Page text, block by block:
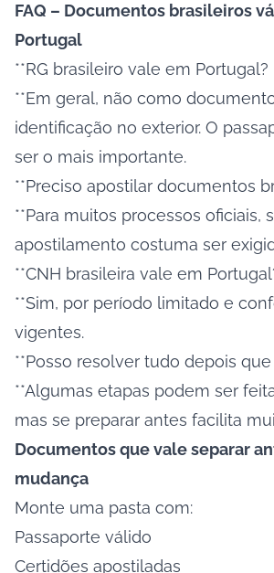
FAQ – Documentos brasileiros
Portugal
**RG brasileiro vale em Portugal?
**Em geral, não como
identificação no exterior. O
ser o mais importante.
**Preciso apostilar documentos
**Para muitos processos oficiais,
apostilamento costuma ser
**CNH brasileira vale em
**Sim, por período limitado e
vigentes.
**Posso resolver tudo depois
**Algumas etapas podem ser
mas se preparar antes facilita
Documentos que vale separar
mudança
Monte uma pasta com:
Passaporte válido
Certidões apostiladas